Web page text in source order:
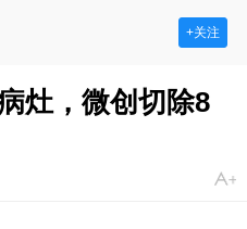
+关注
灶，微创切除8